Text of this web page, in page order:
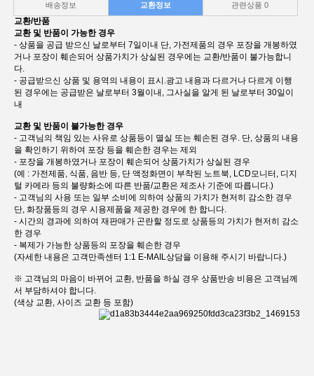
배송정보 교환정보 관련상품0
교환/반품
교환 및 반품이 가능한 경우
- 상품을 공급 받으신 날로부터 7일이내 단, 가전제품의 경우 포장을 개봉하였
거나 포장이 훼손되어 상품가치가 상실된 경우에는 교환/반품이 불가능합니
다.
- 공급받으신 상품 및 용역의 내용이 표시.광고 내용과 다르거나 다르게 이행
된 경우에는 공급받은 날로부터 3월이내, 그사실을 알게 된 날로부터 30일이
내
교환 및 반품이 불가능한 경우
- 고객님의 책임 있는 사유로 상품등이 멸실 또는 훼손된 경우. 단, 상품의 내용
을 확인하기 위하여 포장 등을 훼손한 경우는 제외
- 포장을 개봉하였거나 포장이 훼손되어 상품가치가 상실된 경우
(예 : 가전제품, 식품, 음반 등, 단 액정화면이 부착된 노트북, LCD모니터, 디지
털 카메라 등의 불량화소에 따른 반품/교환은 제조사 기준에 따릅니다.)
- 고객님의 사용 또는 일부 소비에 의하여 상품의 가치가 현저히 감소한 경우
단, 화장품등의 경우 시용제품을 제공한 경우에 한 합니다.
- 시간의 경과에 의하여 재판매가 곤란할 정도로 상품등의 가치가 현저히 감소
한 경우
- 복제가 가능한 상품등의 포장을 훼손한 경우
(자세한 내용은 고객만족센터 1:1 E-MAIL상담을 이용해 주시기 바랍니다.)
※ 고객님의 마음이 바뀌어 교환, 반품을 하실 경우 상품반송 비용은 고객님께
서 부담하셔야 합니다.
(색상 교환, 사이즈 교환 등 포함)